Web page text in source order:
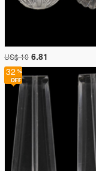
32
US$ 10 6.81